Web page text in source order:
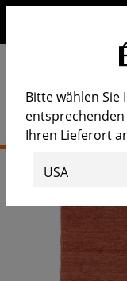
Bitte wählen Sie
Ihren Lieferort